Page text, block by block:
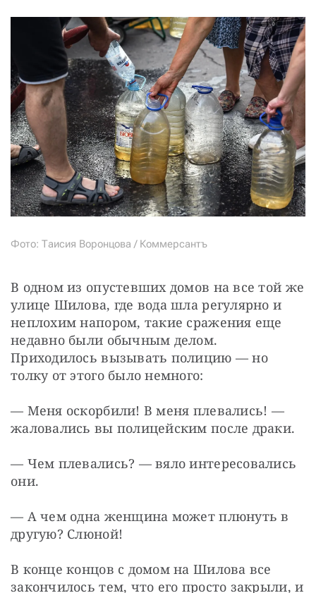
Фото: Таисия Воронцова / Коммерсантъ
В одном из опустевших домов на все той же
улице Шилова, где вода шла регулярно и
неплохим напором, такие сражения еще
недавно были обычным делом.
Приходилось вызывать полицию — но
толку от этого было немного:
— Меня оскорбили! В меня плевались! —
жаловались вы полицейским после драки.
— Чем плевались? — вяло интересовались
они.
— А чем одна женщина может плюнуть в
другую? Слюной!
В конце концов с домом на Шилова все
закончилось тем, что его просто закрыли, и